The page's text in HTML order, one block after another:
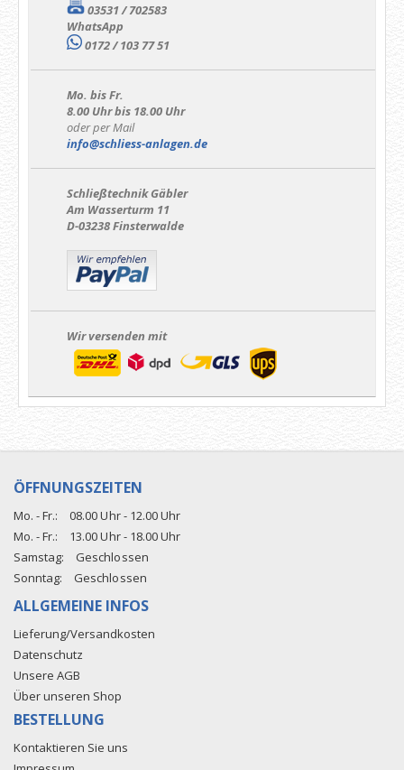
03531 / 702583
WhatsApp
0172 / 103 77 51
Mo. bis Fr.
8.00 Uhr bis 18.00 Uhr
oder per Mail
info@schliess-anlagen.de
Schließtechnik Gäbler
Am Wasserturm 11
D-03238 Finsterwalde
Wir versenden mit
ÖFFNUNGSZEITEN
Mo. - Fr.:
08.00 Uhr - 12.00 Uhr
Mo. - Fr.:
13.00 Uhr - 18.00 Uhr
Samstag:
Geschlossen
Sonntag:
Geschlossen
ALLGEMEINE INFOS
Lieferung/Versandkosten
Datenschutz
Unsere AGB
Über unseren Shop
BESTELLUNG
Kontaktieren Sie uns